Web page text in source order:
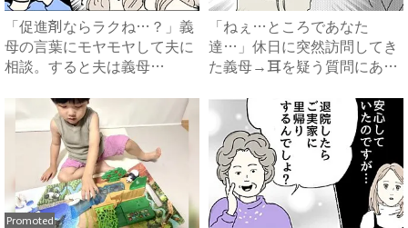
「促進剤ならラクね…？」義
母の言葉にモヤモヤして夫に
相談。すると夫は義母
「ねぇ…ところであなた
達…」休日に突然訪問してき
た義母→耳を疑う質問にあ
Promoted